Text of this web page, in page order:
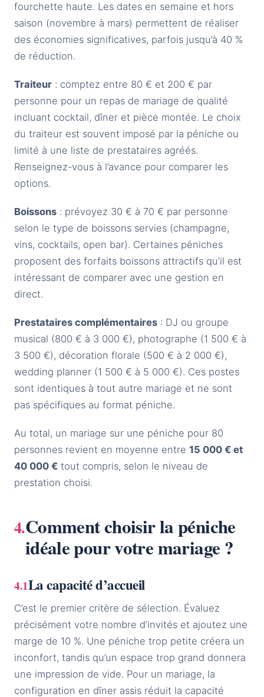
fourchette haute. Les dates en semaine et hors
saison (novembre à mars) permettent de réaliser
des économies significatives, parfois jusqu’à 40 %
de réduction.
Traiteur : comptez entre 80 € et 200 € par
personne pour un repas de mariage de qualité
incluant cocktail, dîner et pièce montée. Le choix
du traiteur est souvent imposé par la péniche ou
limité à une liste de prestataires agréés.
Renseignez-vous à l’avance pour comparer les
options.
Boissons : prévoyez 30 € à 70 € par personne
selon le type de boissons servies (champagne,
vins, cocktails, open bar). Certaines péniches
proposent des forfaits boissons attractifs qu’il est
intéressant de comparer avec une gestion en
direct.
Prestataires complémentaires : DJ ou groupe
musical (800 € à 3 000 €), photographe (1 500 € à
3 500 €), décoration florale (500 € à 2 000 €),
wedding planner (1 500 € à 5 000 €). Ces postes
sont identiques à tout autre mariage et ne sont
pas spécifiques au format péniche.
Au total, un mariage sur une péniche pour 80
personnes revient en moyenne entre 15 000 € et
40 000 € tout compris, selon le niveau de
prestation choisi.
Comment choisir la péniche
idéale pour votre mariage ?
La capacité d’accueil
C’est le premier critère de sélection. Évaluez
précisément votre nombre d’invités et ajoutez une
marge de 10 %. Une péniche trop petite créera un
inconfort, tandis qu’un espace trop grand donnera
une impression de vide. Pour un mariage, la
configuration en dîner assis réduit la capacité